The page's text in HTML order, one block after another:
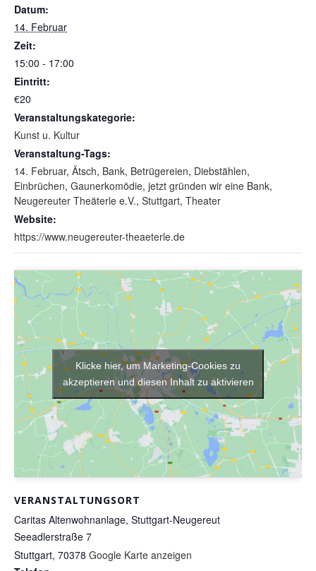
Datum:
14. Februar
Zeit:
15:00 - 17:00
Eintritt:
€20
Veranstaltungskategorie:
Kunst u. Kultur
Veranstaltung-Tags:
14. Februar, Ätsch, Bank, Betrügereien, Diebstählen,
Einbrüchen, Gaunerkomödie, jetzt gründen wir eine Bank,
Neugereuter Theäterle e.V., Stuttgart, Theater
Website:
https://www.neugereuter-theaeterle.de
VERANSTALTUNGSORT
Caritas Altenwohnanlage, Stuttgart-Neugereut
Seeadlerstraße 7
Stuttgart, 70378 Google Karte anzeigen
Klicke hier, um Marketing-Cookies zu
akzeptieren und diesen Inhalt zu aktivieren